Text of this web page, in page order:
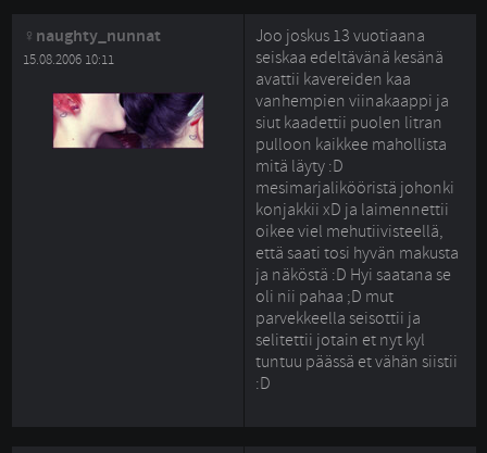
naughty_nunnat
15.08.2006 10:11
Joo joskus 13 vuotiaana
seiskaa edeltävänä kesänä
avattii kavereiden kaa
vanhempien viinakaappi ja
siut kaadettii puolen litran
pulloon kaikkee mahollista
mitä läyty :D
mesimarjalikööristä johonki
konjakkii xD ja laimennettii
oikee viel mehutiivisteellä,
että saati tosi hyvän makusta
ja näköstä :D Hyi saatana se
oli nii pahaa ;D mut
parvekkeella seisottii ja
selitettii jotain et nyt kyl
tuntuu päässä et vähän siistii
:D